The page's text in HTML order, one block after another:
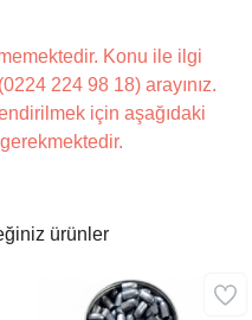
Konu ile ilgi
224 98 18) arayınız.
için aşağıdaki
ürünler